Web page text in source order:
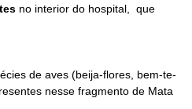
no interior do hospital, que
de aves (beija-flores, bem-te-
nesse fragmento de Mata